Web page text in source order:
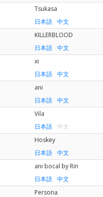
Tsukasa
日本語
中文
KILLERBLOOD
日本語
中文
xi
日本語
中文
ani
日本語
中文
Vila
日本語
中文
Hoskey
日本語
中文
ani bocal by Rin
日本語
中文
Persona